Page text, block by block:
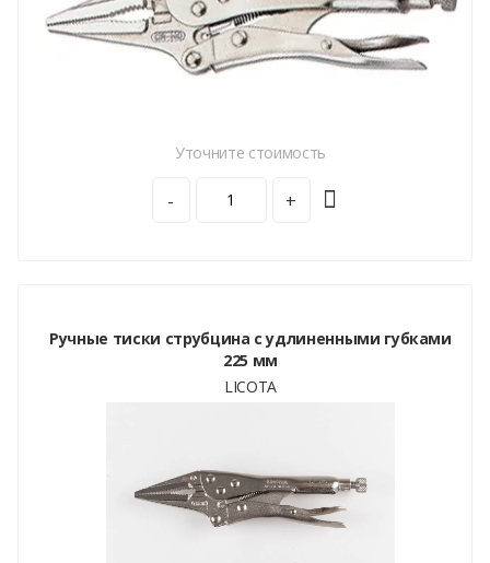
Уточните стоимость
- +
Ручные тиски струбцина с удлиненными губками
225 мм
LICOTA